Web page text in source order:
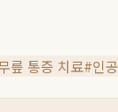
릎 통증 치료#인